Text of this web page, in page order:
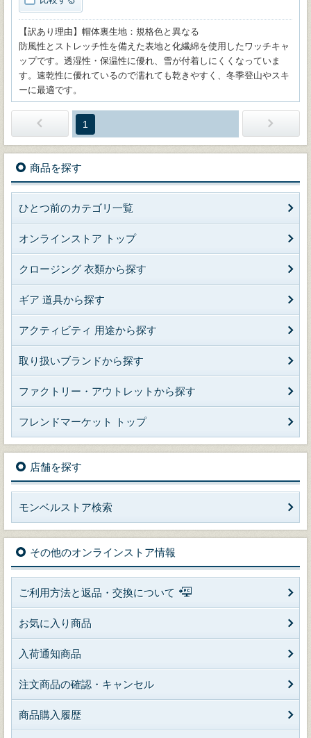
【訳あり理由】帽体裏生地：規格色と異なる
防風性とストレッチ性を備えた表地と化繊綿を使用したワッチキャ
ップです。透湿性・保温性に優れ、雪が付着しにくくなっていま
す。速乾性に優れているので濡れても乾きやすく、冬季登山やスキ
ーに最適です。
1
商品を探す
ひとつ前のカテゴリ一覧
オンラインストア トップ
クロージング 衣類から探す
ギア 道具から探す
アクティビティ 用途から探す
取り扱いブランドから探す
ファクトリー・アウトレットから探す
フレンドマーケット トップ
店舗を探す
モンベルストア検索
その他のオンラインストア情報
ご利用方法と返品・交換について
お気に入り商品
入荷通知商品
注文商品の確認・キャンセル
商品購入履歴